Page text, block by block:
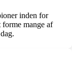
inden for
mange af